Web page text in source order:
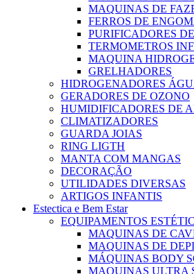
MAQUINAS DE
FERROS DE
PURIFICADORES
TERMOMETROS
MAQUINA
GRELHADORES
HIDROGENADORES
GERADORES DE OZONO
HUMIDIFICADORES DE
CLIMATIZADORES
GUARDA JOIAS
RING LIGTH
MANTA COM MANGAS
DECORAÇÃO
UTILIDADES DIVERSAS
ARTIGOS INFANTIS
Estectica e Bem Estar
EQUIPAMENTOS
MAQUINAS DE
MAQUINAS DE
MÁQUINAS BODY
MAQUINAS ULTRA